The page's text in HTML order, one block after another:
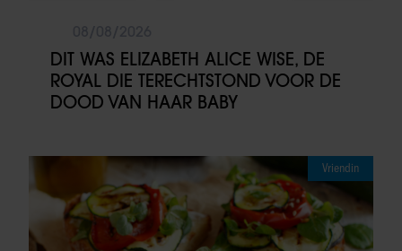
DIT WAS ELIZABETH ALICE WISE, DE
ROYAL DIE TERECHTSTOND VOOR DE
DOOD VAN HAAR BABY
Vriendin